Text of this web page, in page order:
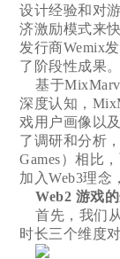
设计经验和对
济激励模式来
发行商Wemix
了阶段性成果。
基于
深度认知，
戏用户画像以
了调研和分析
Games）相比
加入Web3理念
Web2 游戏
首先，我们
时长三个维度